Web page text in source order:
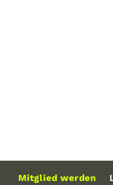
Mitglied werden